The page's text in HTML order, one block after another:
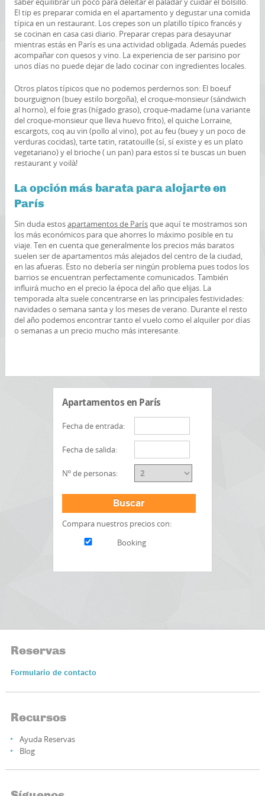
El tip es preparar comida en el apartamento y degustar una comida
típica en un restaurant. Los crepes son un platillo típico francés y
se cocinan en casa casi diario. Preparar crepas para desayunar
mientras estás en París es una actividad obligada. Además puedes
acompañar con quesos y vino. La experiencia de ser parisino por
unos días no puede dejar de lado cocinar con ingredientes locales.
Otros platos típicos que no podemos perdernos son: El boeuf
bourguignon (buey estilo borgoña), el croque-monsieur (sándwich
al horno), el foie gras (hígado graso), croque-madame (una variante
del croque-monsieur que lleva huevo frito), el quiche Lorraine,
escargots, coq au vin (pollo al vino), pot au feu (buey y un poco de
verduras cocidas), tarte tatin, ratatouille (sí, sí existe y es un plato
vegetariano) y el brioche ( un pan) para estos sí te buscas un buen
restaurant y voilà!
La opción más barata para alojarte en
París
Sin duda estosapartamentos de Parísque aquí te mostramos son
los más económicos para que ahorres lo máximo posible en tu
viaje. Ten en cuenta que generalmente los precios más baratos
suelen ser de apartamentos más alejados del centro de la ciudad,
en las afueras. Esto no debería ser ningún problema pues todos los
barrios se encuentran perfectamente comunicados. También
influirá mucho en el precio la época del año que elijas. La
temporada alta suele concentrarse en las principales festividades:
navidades o semana santa y los meses de verano. Durante el resto
del año podemos encontrar tanto el vuelo como el alquiler por días
o semanas a un precio mucho más interesante.
Apartamentos en París
Fecha de entrada:
Fecha de salida:
Nº de personas:
Buscar
Compara nuestros precios con:
Booking
Reservas
Formulario de contacto
Recursos
Ayuda Reservas
Blog